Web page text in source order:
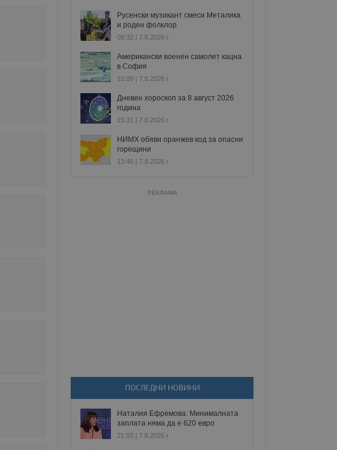
Русенски музикант смеси Металика
и роден фолклор
09:32 | 7.8.2026 г.
Американски военен самолет кацна
в София
15:09 | 7.8.2026 г.
Дневен хороскоп за 8 август 2026
година
15:31 | 7.8.2026 г.
НИМХ обяви оранжев код за опасни
горещини
13:46 | 7.8.2026 г.
РЕКЛАМА
ПОСЛЕДНИ НОВИНИ
Наталия Ефремова: Минималната
заплата няма да е 620 евро
21:03 | 7.8.2026 г.